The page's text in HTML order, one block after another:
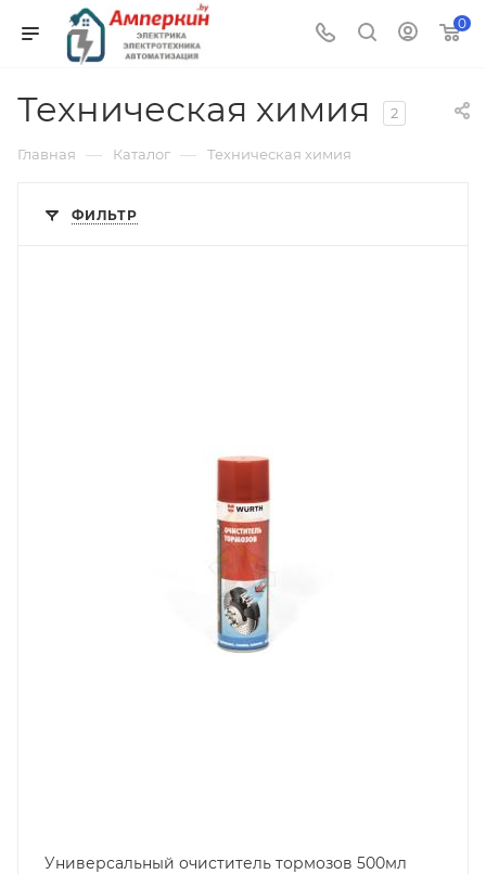
0
Техническая химия 2
Главная — Каталог — Техническая химия
ФИЛЬТР
Универсальный очиститель тормозов 500мл